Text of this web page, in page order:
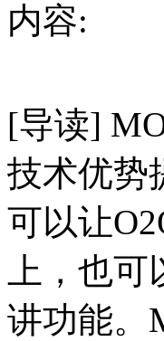
内容:
[导读]
技术优势
可以让
上，也
讲功能。